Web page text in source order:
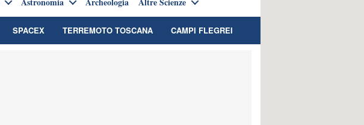
SPACEX TERREMOTO TOSCANA CAMPI FLEGREI